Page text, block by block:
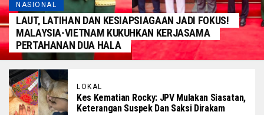
NASIONAL
LAUT, LATIHAN DAN KESIAPSIAGAAN JADI FOKUS!
MALAYSIA-VIETNAM KUKUHKAN KERJASAMA
PERTAHANAN DUA HALA
LOKAL
Kes Kematian Rocky: JPV Mulakan Siasatan,
Keterangan Suspek Dan Saksi Dirakam